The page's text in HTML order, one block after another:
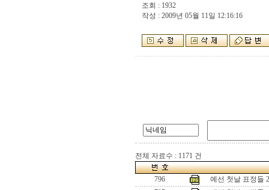
조회 : 1932
작성 : 2009년 05월 11일 12:16:16
전체 자료수 : 1171 건
796
예선 첫날 표정들 2